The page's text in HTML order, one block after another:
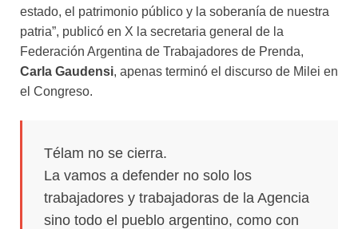
estado, el patrimonio público y la soberanía de nuestra
patria”, publicó en X la secretaria general de la
Federación Argentina de Trabajadores de Prenda,
Carla Gaudensi, apenas terminó el discurso de Milei en
el Congreso.
Télam no se cierra.
La vamos a defender no solo los
trabajadores y trabajadoras de la Agencia
sino todo el pueblo argentino, como con